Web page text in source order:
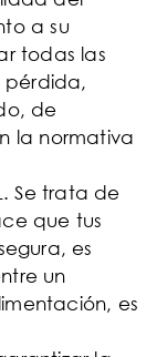
a su
todas las
pérdida,
de
la normativa
Se trata de
que tus
es
un
es